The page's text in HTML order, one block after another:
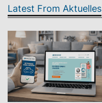
Latest From Aktuelles